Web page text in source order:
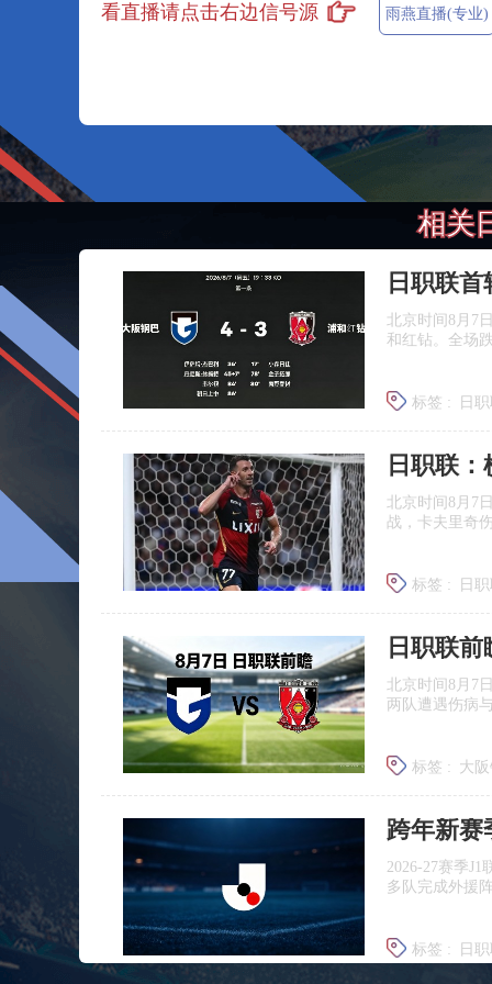
看直播请点击右边信号源 雨燕直播(专业)
相关
日职联
北京时间8月7
和红钻。全场
标签 : 日
北京时间8月7
战，卡夫里奇
标签 : 日
北京时间8月7
两队遭遇伤病
标签 : 大
浦和红钻
跨年新赛
2026‑27赛季
多队完成外援
标签 :
日